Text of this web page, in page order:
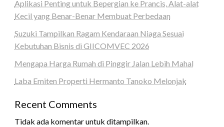
Aplikasi Penting untuk Bepergian ke Prancis, Alat-alat
Kecil yang Benar-Benar Membuat Perbedaan
Suzuki Tampilkan Ragam Kendaraan Niaga Sesuai
Kebutuhan Bisnis di GIICOMVEC 2026
Mengapa Harga Rumah di Pinggir Jalan Lebih Mahal
Laba Emiten Properti Hermanto Tanoko Melonjak
Recent Comments
Tidak ada komentar untuk ditampilkan.